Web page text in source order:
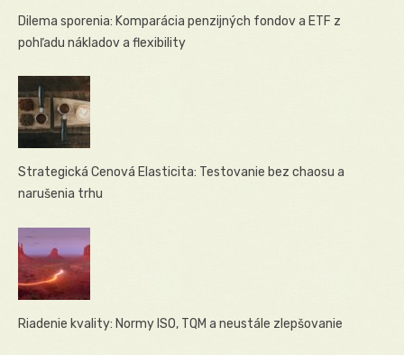
Dilema sporenia: Komparácia penzijných fondov a ETF z
pohľadu nákladov a flexibility
Strategická Cenová Elasticita: Testovanie bez chaosu a
narušenia trhu
Riadenie kvality: Normy ISO, TQM a neustále zlepšovanie